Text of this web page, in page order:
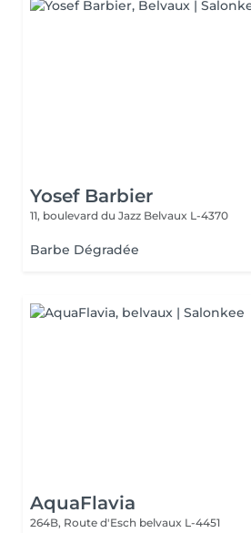
Yosef Barbier
11, boulevard du Jazz Belvaux L-4370
Barbe Dégradée
AquaFlavia
264B, Route d'Esch belvaux L-4451